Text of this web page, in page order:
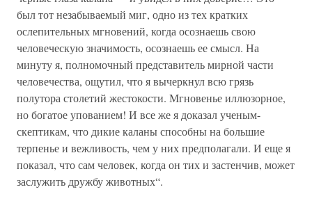
был тот незабываемый миг, одно из тех кратких
ослепительных мгновений, когда осознаешь свою
человеческую значимость, осознаешь ее смысл. На
минуту я, полномочный представитель мирной части
человечества, ощутил, что я вычеркнул всю грязь
полутора столетий жестокости. Мгновенье иллюзорное,
но богатое упованием! И все же я доказал ученым-
скептикам, что дикие каланы способны на большие
терпенье и вежливость, чем у них предполагали. И еще я
показал, что сам человек, когда он тих и застенчив, может
заслужить дружбу животных“.